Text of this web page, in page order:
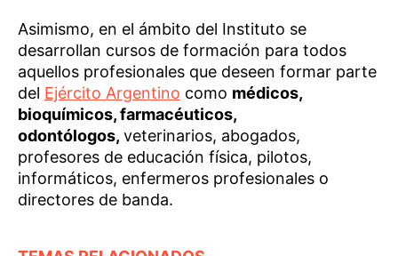
Asimismo, en el ámbito del Instituto se
desarrollan cursos de formación para todos
aquellos profesionales que deseen formar parte
del Ejército Argentino como médicos,
bioquímicos, farmacéuticos,
odontólogos, veterinarios, abogados,
profesores de educación física, pilotos,
informáticos, enfermeros profesionales o
directores de banda.